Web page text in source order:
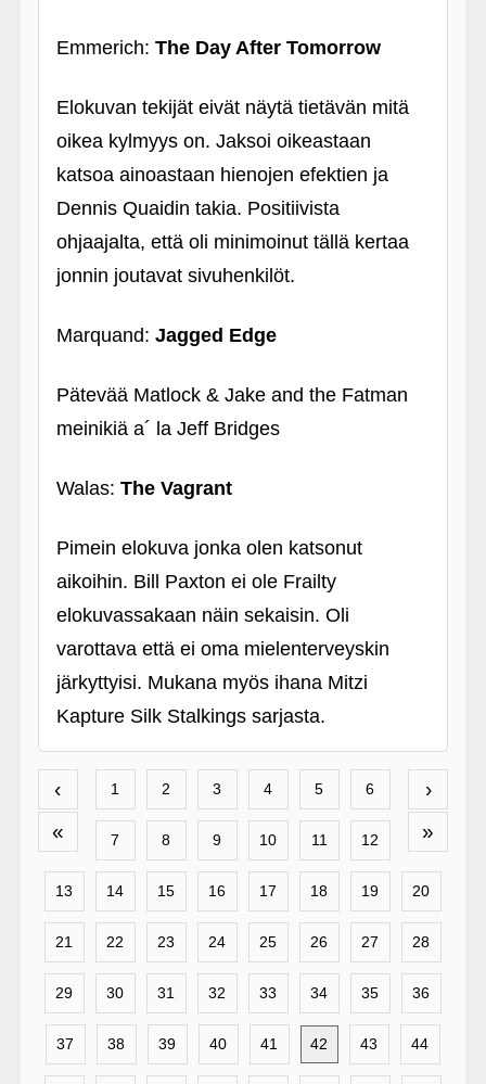
Emmerich: The Day After Tomorrow
Elokuvan tekijät eivät näytä tietävän mitä
oikea kylmyys on. Jaksoi oikeastaan
katsoa ainoastaan hienojen efektien ja
Dennis Quaidin takia. Positiivista
ohjaajalta, että oli minimoinut tällä kertaa
jonnin joutavat sivuhenkilöt.
Marquand: Jagged Edge
Pätevää Matlock & Jake and the Fatman
meinikiä a´ la Jeff Bridges
Walas: The Vagrant
Pimein elokuva jonka olen katsonut
aikoihin. Bill Paxton ei ole Frailty
elokuvassakaan näin sekaisin. Oli
varottava että ei oma mielenterveyskin
järkyttyisi. Mukana myös ihana Mitzi
Kapture Silk Stalkings sarjasta.
‹
«
›
»
1 2 3 4 5 6
7 8 9 10 11 12
13 14 15 16 17 18 19 20
21 22 23 24 25 26 27 28
29 30 31 32 33 34 35 36
37 38 39 40 41 42 43 44